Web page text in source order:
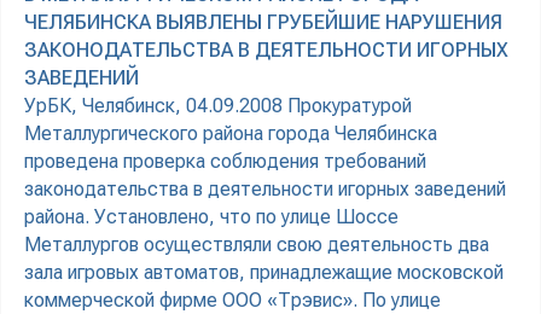
ЧЕЛЯБИНСКА ВЫЯВЛЕНЫ ГРУБЕЙШИЕ НАРУШЕНИЯ
ЗАКОНОДАТЕЛЬСТВА В ДЕЯТЕЛЬНОСТИ ИГОРНЫХ
ЗАВЕДЕНИЙ
УрБК, Челябинск, 04.09.2008 Прокуратурой
Металлургического района города Челябинска
проведена проверка соблюдения требований
законодательства в деятельности игорных заведений
района. Установлено, что по улице Шоссе
Металлургов осуществляли свою деятельность два
зала игровых автоматов, принадлежащие московской
коммерческой фирме ООО «Трэвис». По улице